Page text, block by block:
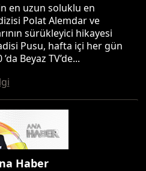
en uzun soluklu en
Polat Alemdar ve
sürükleyici hikayesi
Pusu, hafta içi her gün
Beyaz TV’de...
Haber